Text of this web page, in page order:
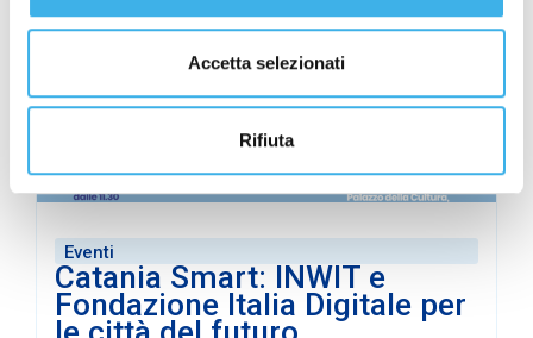
Accetta selezionati
Rifiuta
Eventi
Catania Smart: INWIT e
Fondazione Italia Digitale per